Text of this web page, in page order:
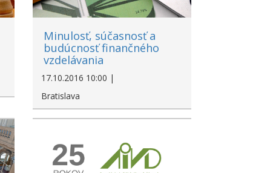
Minulosť, súčasnosť a
budúcnosť finančného
vzdelávania
17.10.2016 10:00 |
Bratislava